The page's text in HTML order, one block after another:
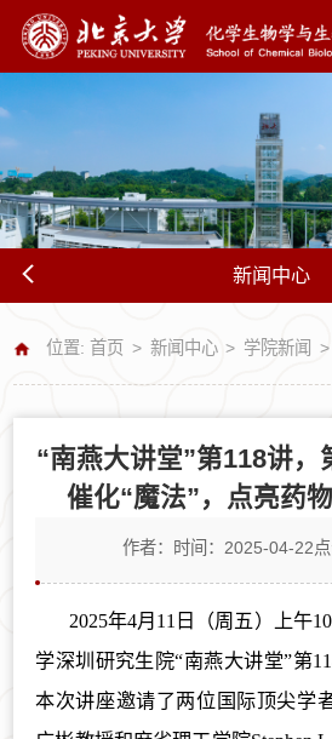
新闻中心
位置:首页 > 新闻中心 > 学院新闻 >
“南燕大讲堂”第118讲，
催化“魔法”，点亮药
作者： 时间：2025-04-22
2025年4月11日（周五）上午
学深圳研究生院“南燕大讲堂”第
本次讲座邀请了两位国际顶尖